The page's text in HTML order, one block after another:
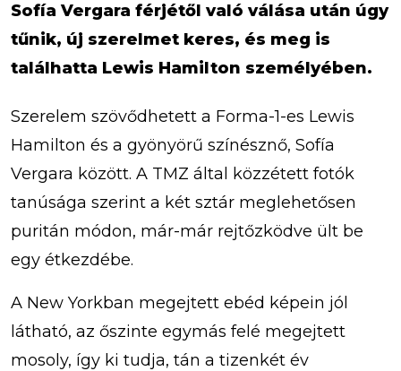
Sofía Vergara férjétől való válása után úgy
tűnik, új szerelmet keres, és meg is
találhatta Lewis Hamilton személyében.
Szerelem szövődhetett a Forma-1-es Lewis
Hamilton és a gyönyörű színésznő, Sofía
Vergara között. A TMZ által közzétett fotók
tanúsága szerint a két sztár meglehetősen
puritán módon, már-már rejtőzködve ült be
egy étkezdébe.
A New Yorkban megejtett ebéd képein jól
látható, az őszinte egymás felé megejtett
mosoly, így ki tudja, tán a tizenkét év